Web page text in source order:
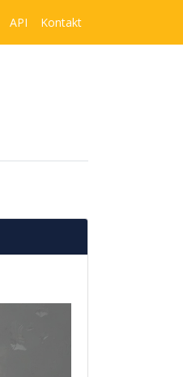
API Kontakt